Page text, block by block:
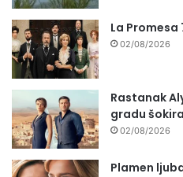
La
02/08/2026
Rastanak
gradu
02/08/2026
Plamen